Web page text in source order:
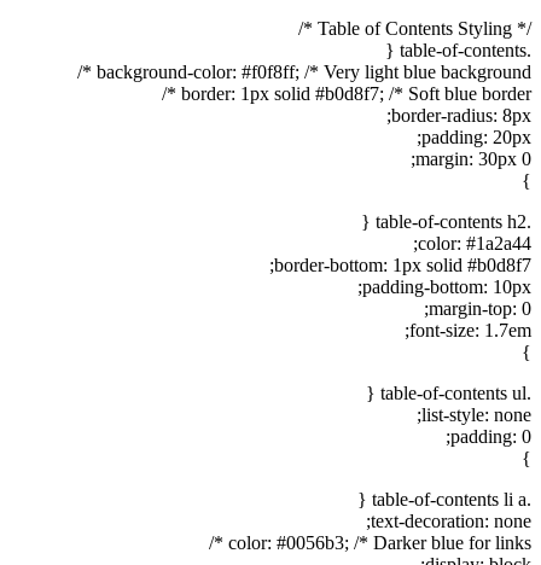
/* Table of Contents Styling */
.table-of-contents {
background-color: #f0f8ff; /* Very light blue background */
border: 1px solid #b0d8f7; /* Soft blue border */
border-radius: 8px;
padding: 20px;
margin: 30px 0;
}
.table-of-contents h2 {
color: #1a2a44;
border-bottom: 1px solid #b0d8f7;
padding-bottom: 10px;
margin-top: 0;
font-size: 1.7em;
}
.table-of-contents ul {
list-style: none;
padding: 0;
}
.table-of-contents li a {
text-decoration: none;
color: #0056b3; /* Darker blue for links */